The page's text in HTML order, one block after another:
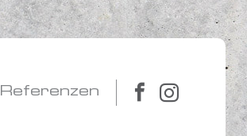
Referenzen